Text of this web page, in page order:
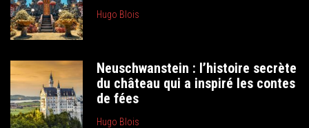
Hugo Blois
Neuschwanstein : l’histoire secrète
du château qui a inspiré les contes
de fées
Hugo Blois